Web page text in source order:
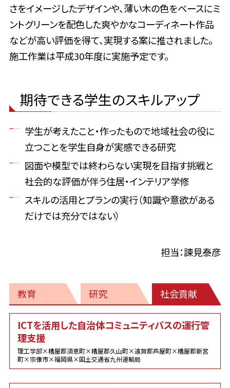
さをイメージしたデザインや、薄い木の色をベースにミ
ントグリーンを配色した爽やかなコーディネート作品
などが高い評価を得て、実現する案に推されました。
施工作業は平成30年度に実施予定です。
期待できる学生のスキルアップ
学生が考えたこと・作ったもので地域社会の役に
立つことを学生自身が実感できる研究
図面や模型では終わらない実現を目指す挑戦と
社会的な評価が伴う住居・インテリア学修
スキルの活用とプランの実行（知識や意欲がある
だけでは充分ではない）
担当：諫見泰彦
教育 研究 社会貢献
ICTを活用した自治体コミュニティバスの運行管
理支援
理工学部×糟屋郡須恵町×糟屋郡久山町×遠賀郡芦屋町×糟屋郡新宮
町×宗像市×福岡県×国土交通省九州運輸局